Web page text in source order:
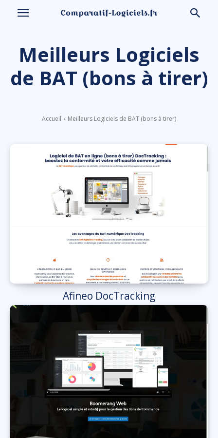
Meilleurs Logiciels
de BAT (bons à tirer)
Accueil Meilleurs Logiciels de BAT (bons à tirer)
Afineo DocTracking